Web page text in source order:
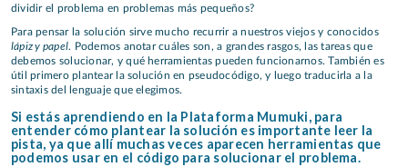
dividir el problema en problemas más pequeños?
Para pensar la solución sirve mucho recurrir a nuestros viejos y conocidos
lápiz y papel. Podemos anotar cuáles son, a grandes rasgos, las tareas que
debemos solucionar, y qué herramientas pueden funcionarnos. También es
útil primero plantear la solución en pseudocódigo, y luego traducirla a la
sintaxis del lenguaje que elegimos.
Si estás aprendiendo en la Plataforma Mumuki, para
entender cómo plantear la solución es importante leer la
pista, ya que allí muchas veces aparecen herramientas que
podemos usar en el código para solucionar el problema.